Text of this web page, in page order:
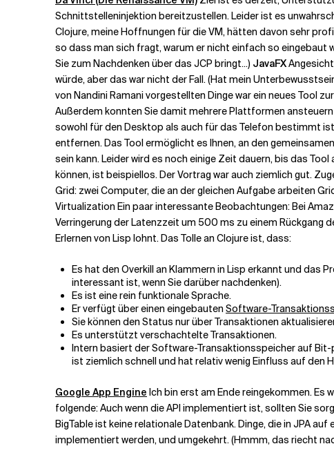
Schnittstelleninjektion bereitzustellen. Leider ist es
Clojure, meine Hoffnungen für die VM, hätten davon sehr
so dass man sich fragt, warum er nicht einfach so eingebaut
Sie zum Nachdenken über das JCP bringt...) JavaFX
würde, aber das war nicht der Fall. (Hat mein
von Nandini Ramani vorgestellten Dinge war ein neues Tool
Außerdem konnten Sie damit mehrere Plattformen
sowohl für den Desktop als auch für das Telefon bestimmt
entfernen. Das Tool ermöglicht es Ihnen, an den
sein kann. Leider wird es noch einige Zeit dauern, bis das
können, ist beispiellos. Der Vortrag war auch ziemlich gut.
Grid: zwei Computer, die an der gleichen Aufgabe arbeiten
Virtualization Ein paar interessante Beobachtungen: Bei
Verringerung der Latenzzeit um 500 ms zu einem Rückgang
Erlernen von Lisp lohnt. Das Tolle an Clojure ist, dass:
Es hat den Overkill an Klammern in Lisp erkannt und das
interessant ist, wenn Sie darüber nachdenken).
Es ist eine rein funktionale Sprache.
Er verfügt über einen eingebauten Software-
Sie können den Status nur über Transaktionen
Es unterstützt verschachtelte Transaktionen.
Intern basiert der Software-Transaktionsspeicher auf
ist ziemlich schnell und hat relativ wenig Einfluss auf den
Google App Engine Ich bin erst am Ende reingekommen. Es
folgende: Auch wenn die API implementiert ist, sollten Sie
BigTable ist keine relationale Datenbank. Dinge, die in JPA
implementiert werden, und umgekehrt. (Hmmm, das riecht